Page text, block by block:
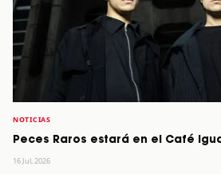
NOTICIAS
Peces Raros estará en el Café
16 Jul, 2026